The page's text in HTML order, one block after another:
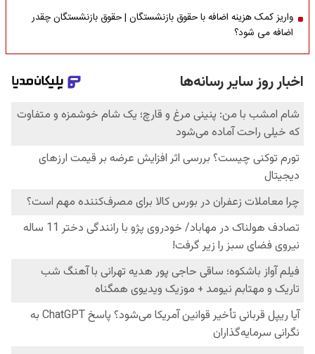
واریز کمک هزینه اضافه با حقوق بازنشستگان | حقوق بازنشستگان چقدر
اضافه می شود؟